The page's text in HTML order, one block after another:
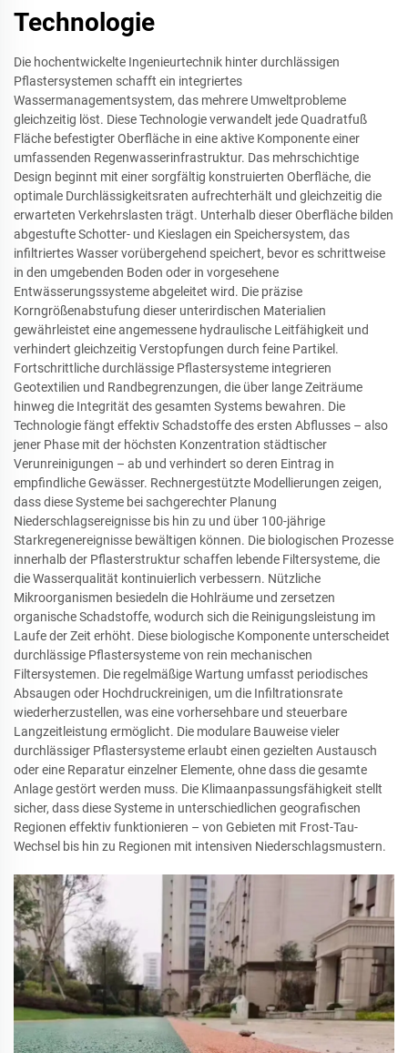
Technologie
Die hochentwickelte Ingenieurtechnik hinter durchlässigen
Pflastersystemen schafft ein integriertes
Wassermanagementsystem, das mehrere Umweltprobleme
gleichzeitig löst. Diese Technologie verwandelt jede Quadratfuß
Fläche befestigter Oberfläche in eine aktive Komponente einer
umfassenden Regenwasserinfrastruktur. Das mehrschichtige
Design beginnt mit einer sorgfältig konstruierten Oberfläche, die
optimale Durchlässigkeitsraten aufrechterhält und gleichzeitig die
erwarteten Verkehrslasten trägt. Unterhalb dieser Oberfläche bilden
abgestufte Schotter- und Kieslagen ein Speichersystem, das
infiltriertes Wasser vorübergehend speichert, bevor es schrittweise
in den umgebenden Boden oder in vorgesehene
Entwässerungssysteme abgeleitet wird. Die präzise
Korngrößenabstufung dieser unterirdischen Materialien
gewährleistet eine angemessene hydraulische Leitfähigkeit und
verhindert gleichzeitig Verstopfungen durch feine Partikel.
Fortschrittliche durchlässige Pflastersysteme integrieren
Geotextilien und Randbegrenzungen, die über lange Zeiträume
hinweg die Integrität des gesamten Systems bewahren. Die
Technologie fängt effektiv Schadstoffe des ersten Abflusses – also
jener Phase mit der höchsten Konzentration städtischer
Verunreinigungen – ab und verhindert so deren Eintrag in
empfindliche Gewässer. Rechnergestützte Modellierungen zeigen,
dass diese Systeme bei sachgerechter Planung
Niederschlagsereignisse bis hin zu und über 100-jährige
Starkregenereignisse bewältigen können. Die biologischen Prozesse
innerhalb der Pflasterstruktur schaffen lebende Filtersysteme, die
die Wasserqualität kontinuierlich verbessern. Nützliche
Mikroorganismen besiedeln die Hohlräume und zersetzen
organische Schadstoffe, wodurch sich die Reinigungsleistung im
Laufe der Zeit erhöht. Diese biologische Komponente unterscheidet
durchlässige Pflastersysteme von rein mechanischen
Filtersystemen. Die regelmäßige Wartung umfasst periodisches
Absaugen oder Hochdruckreinigen, um die Infiltrationsrate
wiederherzustellen, was eine vorhersehbare und steuerbare
Langzeitleistung ermöglicht. Die modulare Bauweise vieler
durchlässiger Pflastersysteme erlaubt einen gezielten Austausch
oder eine Reparatur einzelner Elemente, ohne dass die gesamte
Anlage gestört werden muss. Die Klimaanpassungsfähigkeit stellt
sicher, dass diese Systeme in unterschiedlichen geografischen
Regionen effektiv funktionieren – von Gebieten mit Frost-Tau-
Wechsel bis hin zu Regionen mit intensiven Niederschlagsmustern.